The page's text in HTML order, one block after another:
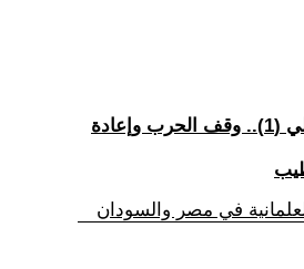
(39) 15. البرنامج الانتقالي (1).. وقف الحرب وإعادة
في مصر والسودان